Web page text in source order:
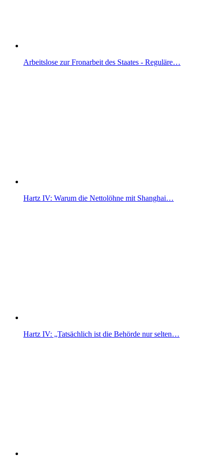
Arbeitslose zur Fronarbeit des Staates - Reguläre…
Hartz IV: Warum die Nettolöhne mit Shanghai…
Hartz IV: „Tatsächlich ist die Behörde nur selten…